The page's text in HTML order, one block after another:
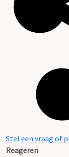
Stel een vraag of
Reageren